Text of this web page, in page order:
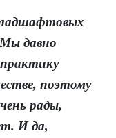
давно
поэтому
рады,
И да,